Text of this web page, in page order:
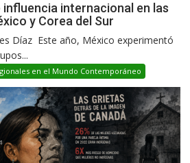
internacional en las
y Corea del Sur
Díaz Este año, México experimentó
en el Mundo Contemporáneo